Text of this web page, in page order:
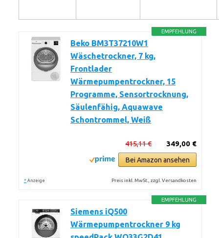
EMPFEHLUNG
Beko BM3T37210W1
Wäschetrockner, 7 kg,
Frontlader
Wärmepumpentrockner, 15
Programme, Sensortrocknung,
Säulenfähig, Aquawave
Schontrommel, Weiß
349,00 €
415,11 €
Bei Amazon ansehen
* Anzeige Preis inkl. MwSt., zzgl. Versandkosten
EMPFEHLUNG
Siemens iQ500
Wärmepumpentrockner 9 kg